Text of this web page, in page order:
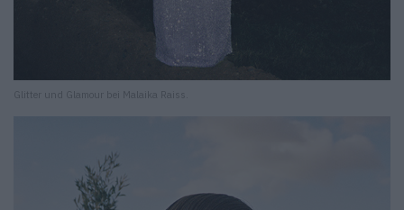
Glitter und Glamour bei Malaika Raiss.